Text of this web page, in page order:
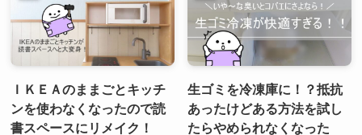
ＩＫＥＡのままごとキッチ
ンを使わなくなったので読
書スペースにリメイク！
生ゴミを冷凍庫に！？抵抗
あったけどある方法を試し
たらやめられなくなった